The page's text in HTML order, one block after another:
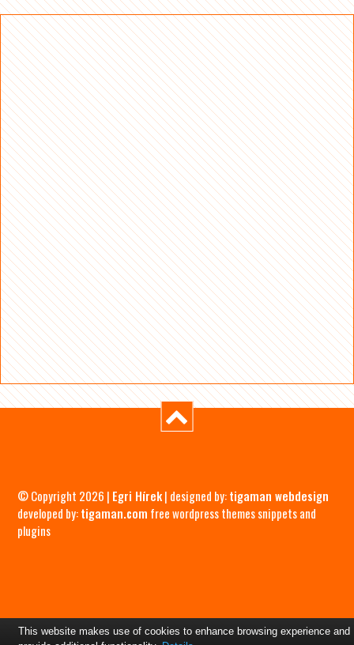
© Copyright 2026 | Egri Hírek| designed by:tigaman webdesign
developed by:tigaman.com free wordpress themes snippets and
plugins
This website makes use of cookies to enhance browsing experience and